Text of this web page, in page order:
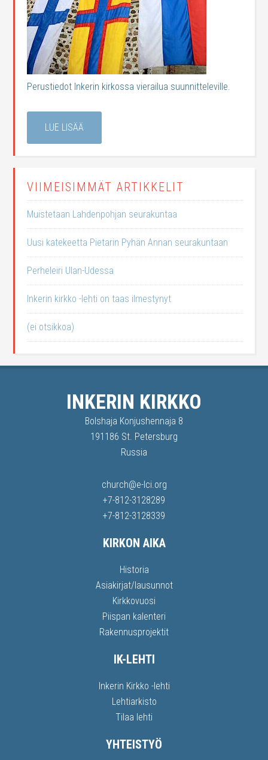
Perustiedot Inkerin kirkossa vierailua suunnitteleville.
LUE LISÄÄ
VIIMEISIMMÄT ARTIKKELIT
Muistetaan Lahdenpohjan seurakuntaa
Uusi katekeetta Pietarin Pyhän Annan seurakuntaan
Perheleiri Ulan-Udessa
Inkerin kirkko -lehti on taas ilmestynyt
(ei otsikkoa)
INKERIN KIRKKO
Bolshaja Konjushennaja 8
191186 St. Petersburg
Russia
church@e-lci.org
+7-812-3128289
+7-812-3128339
KIRKON AIKA
Historia
Asiakirjat/lausunnot
Kirkkovuosi
Piispan kalenteri
Rakennusprojektit
IK-LEHTI
Inkerin Kirkko -lehti
Lehtiarkisto
Tilaa lehti
YHTEISTYÖ